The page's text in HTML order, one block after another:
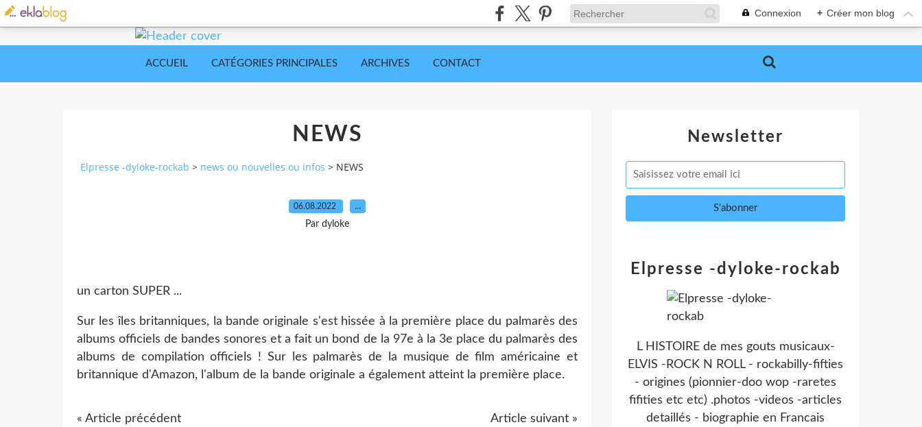
Connexion + Créer mon blog
ACCUEIL CATÉGORIES PRINCIPALES ARCHIVES CONTACT
NEWS
Elpresse -dyloke-rockab > news ou nouvelles ou infos > NEWS
06.08.2022 …
Par dyloke
un carton SUPER ...
Sur les îles britanniques, la bande originale s'est hissée à la première place du palmarès des
albums officiels de bandes sonores et a fait un bond de la 97e à la 3e place du palmarès des
albums de compilation officiels ! Sur les palmarès de la musique de film américaine et
britannique d'Amazon, l'album de la bande originale a également atteint la première place.
« Article précédent Article suivant »
Newsletter
Elpresse -dyloke-rockab
L HISTOIRE de mes gouts musicaux-
ELVIS -ROCK N ROLL - rockabilly-fifties
- origines (pionnier-doo wop -raretes
fifities etc etc) .photos -videos -articles
detaillés - biographie en Francais